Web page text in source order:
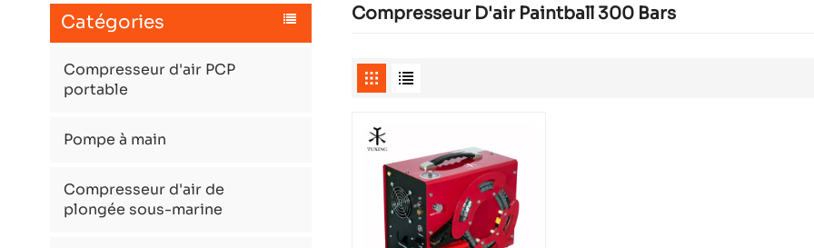
Catégories
Compresseur d'air PCP
portable
Pompe à main
Compresseur d'air de
plongée sous-marine
Compresseur D'air Paintball 300 Bars